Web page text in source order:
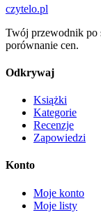
czytelo.pl
Twój przewodnik po
porównanie cen.
Odkrywaj
Książki
Kategorie
Recenzje
Zapowiedzi
Konto
Moje konto
Moje listy